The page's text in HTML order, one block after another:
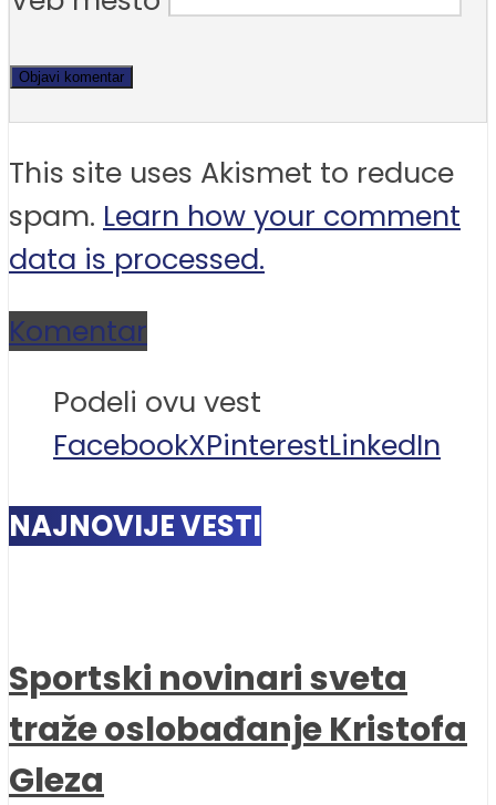
This site uses Akismet to reduce
spam. Learn how your comment
data is processed.
Komentar
Podeli ovu vest
FacebookXPinterestLinkedIn
NAJNOVIJE VESTI
Sportski novinari sveta
traže oslobađanje Kristofa
Gleza